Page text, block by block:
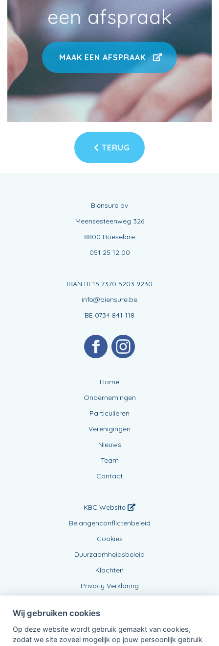
een afspraak
MAAK EEN AFSPRAAK
TERUG
Biensure bv
Meensesteenweg 326
8800 Roeselare
051 25 12 00
IBAN BE15 7370 5203 9230
info@biensure.be
BE 0734 841 118
Home
Ondernemingen
Particulieren
Verenigingen
Nieuws
Team
Contact
KBC Website
Belangenconflictenbeleid
Cookies
Duurzaamheidsbeleid
Klachten
Privacy Verklaring
Wij gebruiken cookies
Op deze website wordt gebruik gemaakt van cookies,
zodat we site zoveel mogelijk op jouw persoonlijk gebruik